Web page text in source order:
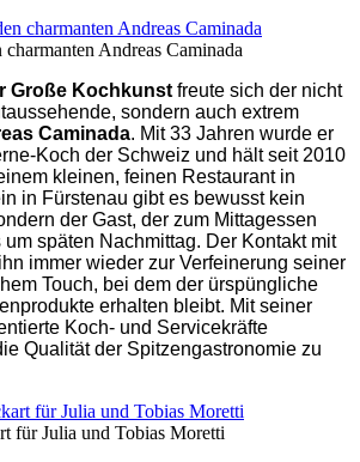
charmanten Andreas Caminada
Große Kochkunstfreute sich der nicht
sondern auch extrem
Caminada. Mit 33 Jahren wurde er
Koch der Schweiz und hält seit 2010
kleinen, feinen Restaurant in
in Fürstenau gibt es bewusst kein
der Gast, der zum Mittagessen
um späten Nachmittag. Der Kontakt mit
immer wieder zur Verfeinerung seiner
Touch, bei dem der ürspüngliche
erhalten bleibt. Mit seiner
Koch- und Servicekräfte
Qualität der Spitzengastronomie zu
für Julia und Tobias Moretti